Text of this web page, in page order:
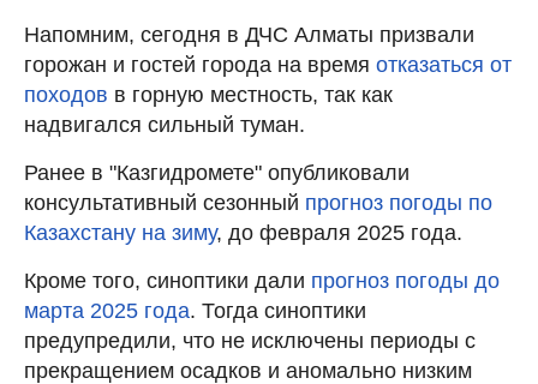
Напомним, сегодня в ДЧС Алматы призвали
горожан и гостей города на время отказаться от
походов в горную местность, так как
надвигался сильный туман.
Ранее в "Казгидромете" опубликовали
консультативный сезонный прогноз погоды по
Казахстану на зиму, до февраля 2025 года.
Кроме того, синоптики дали прогноз погоды до
марта 2025 года. Тогда синоптики
предупредили, что не исключены периоды с
прекращением осадков и аномально низким